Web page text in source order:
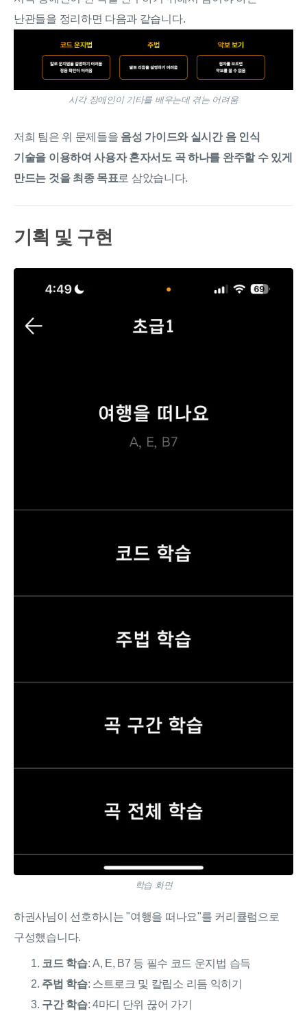
난관들을 정리하면 다음과 같습니다.
시각 장애인이 기타를 배우는데 겪는 어려움
저희 팀은 위 문제들을 음성 가이드와 실시간 음 인식
기술을 이용하여 사용자 혼자서도 곡 하나를 완주할 수 있게
만드는 것을 최종 목표로 삼았습니다.
기획 및 구현
학습 화면
하권사님이 선호하시는 "여행을 떠나요"를 커리큘럼으로
구성했습니다.
코드 학습: A, E, B7 등 필수 코드 운지법 습득
주법 학습: 스트로크 및 칼립소 리듬 익히기
구간 학습: 4마디 단위 끊어 가기